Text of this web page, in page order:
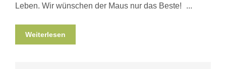
Leben. Wir wünschen der Maus nur das Beste!
Weiterlesen